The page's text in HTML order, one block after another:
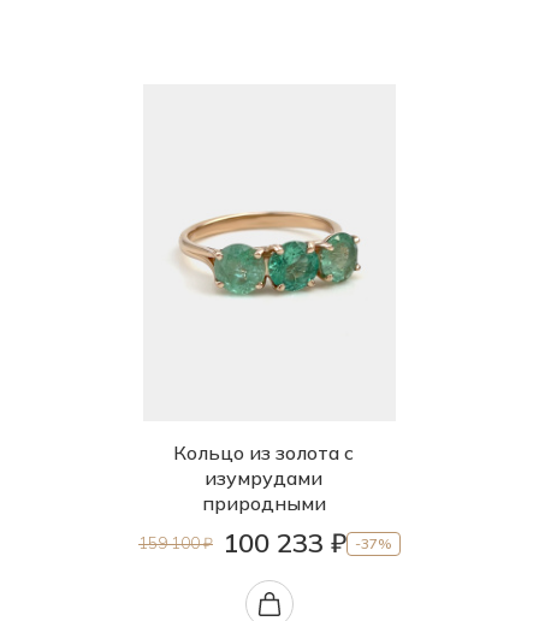
Кольцо из золота с
изумрудами
природными
159 100 ₽ 100 233 ₽ -37%